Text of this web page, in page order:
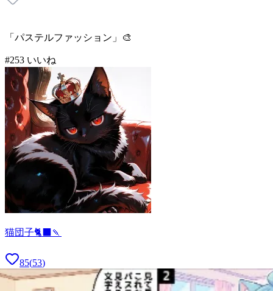
「パステルファッション」🎨
#253 いいね
猫団子🐈‍⬛🍡
85(53)